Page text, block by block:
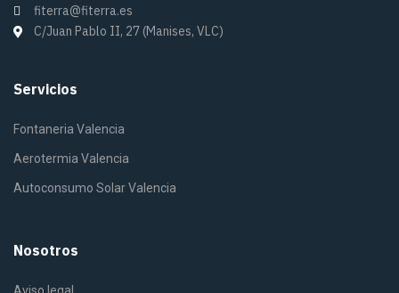
fiterra@fiterra.es
C/Juan Pablo II, 27 (Manises, VLC)
Servicios
Fontaneria Valencia
Aerotermia Valencia
Autoconsumo Solar Valencia
Nosotros